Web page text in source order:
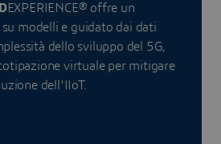
EXPERIENCE® offre un
modelli e guidato dai dati
dello sviluppo del 5G,
virtuale per mitigare
dell'IIoT.